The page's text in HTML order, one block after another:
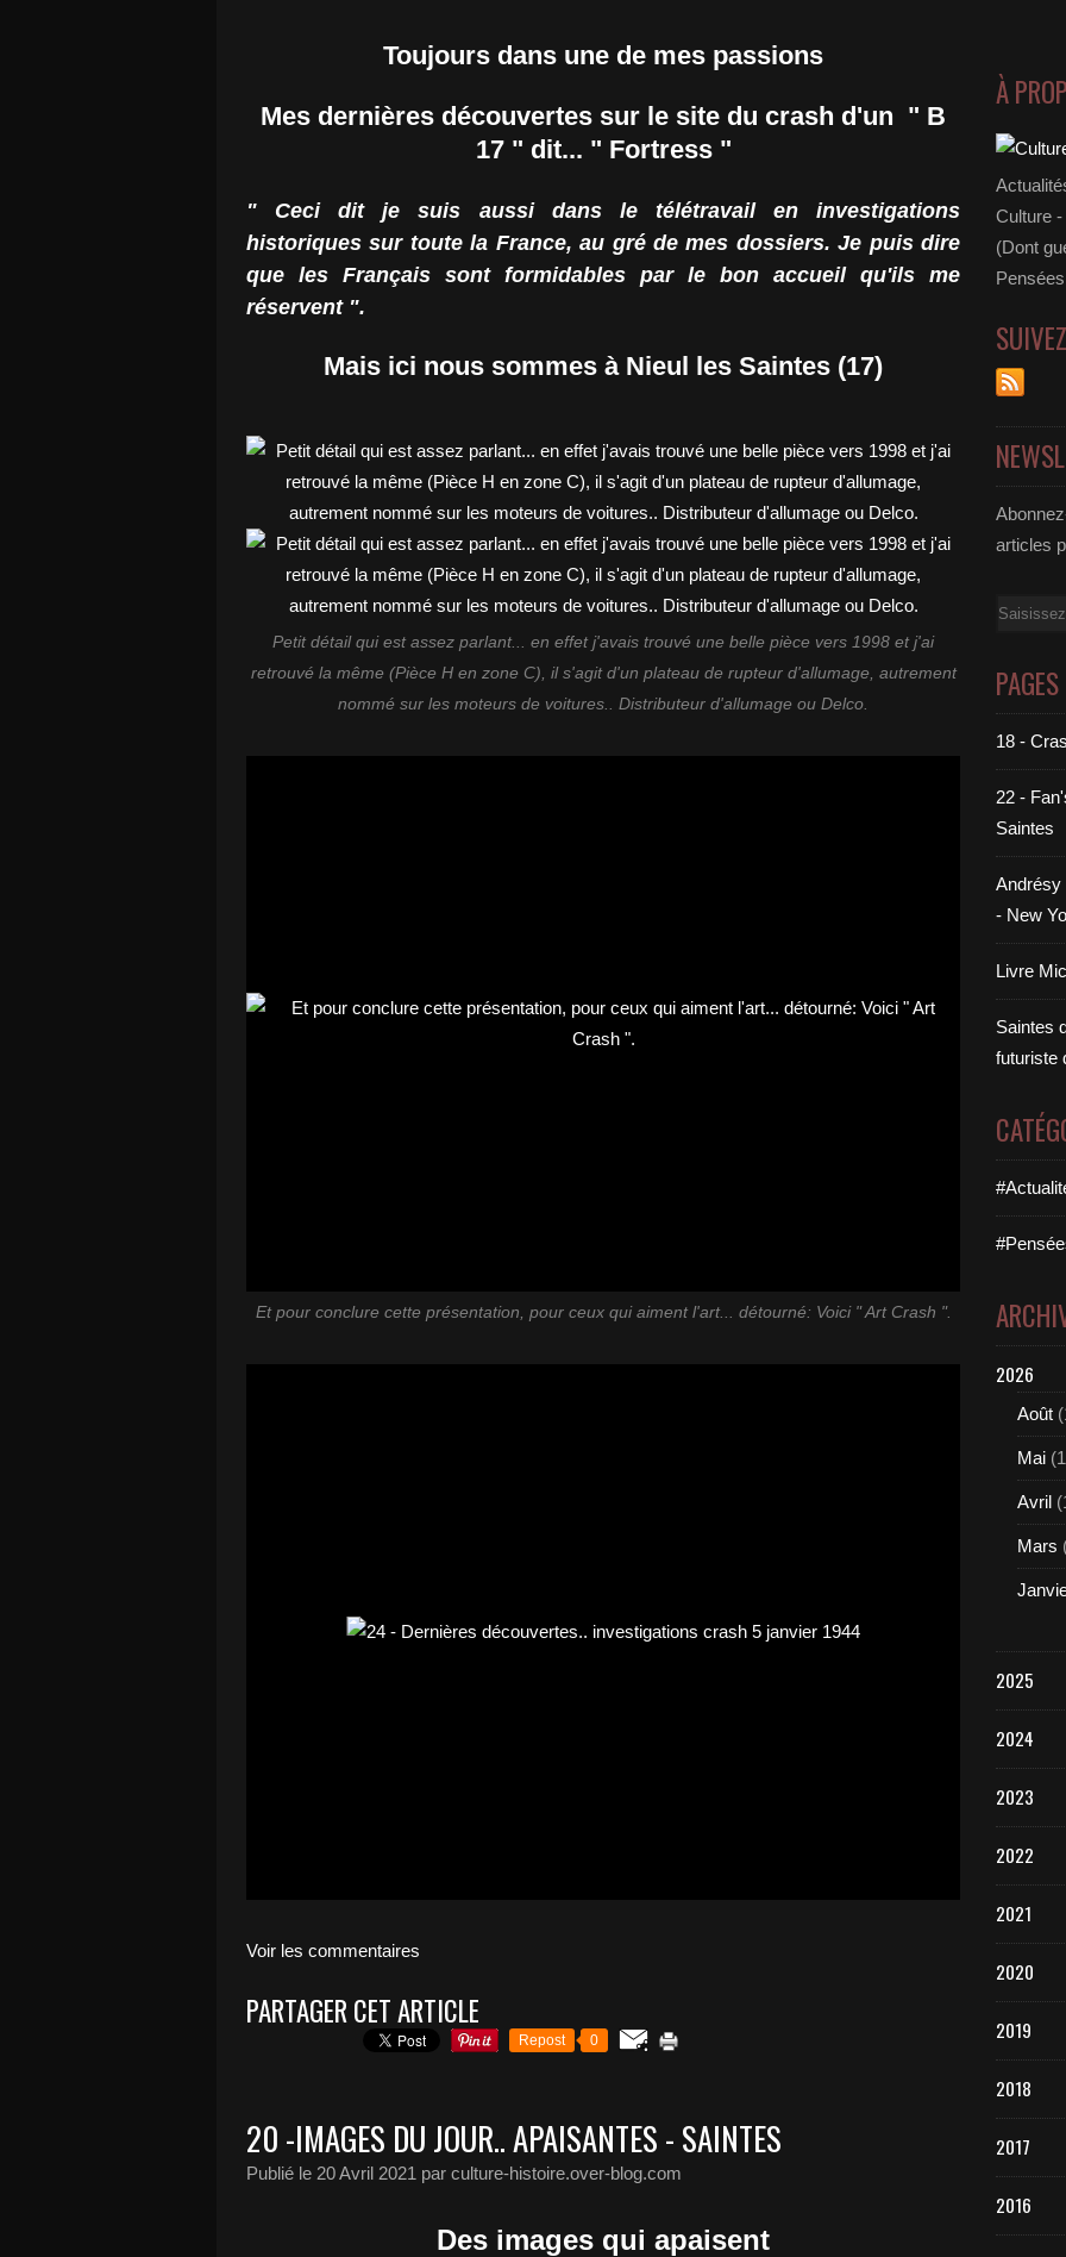
Toujours dans une de mes passions
Mes dernières découvertes sur le site du crash d'un " B
17 " dit... " Fortress "
" Ceci dit je suis aussi dans le télétravail en investigations
historiques sur toute la France, au gré de mes dossiers. Je puis dire
que les Français sont formidables par le bon accueil qu'ils me
réservent ".
Mais ici nous sommes à Nieul les Saintes (17)
Petit détail qui est assez parlant... en effet j'avais trouvé une belle pièce vers 1998 et j'ai
retrouvé la même (Pièce H en zone C), il s'agit d'un plateau de rupteur d'allumage, autrement
nommé sur les moteurs de voitures.. Distributeur d'allumage ou Delco.
Et pour conclure cette présentation, pour ceux qui aiment l'art... détourné: Voici " Art Crash ".
Voir les commentaires
PARTAGER CET ARTICLE
Repost 0
20 -IMAGES DU JOUR.. APAISANTES - SAINTES
Publié le 20 Avril 2021 par culture-histoire.over-blog.com
Des images qui apaisent
À
Culture
(Dont
articles
Email
PAGES
18 -
22 -
Saintes
Andrésy
- New
Livre
Saintes
futuriste
2026
Août
Mai
Avril
Mars
2025
2024
2023
2022
2021
2020
2019
2018
2017
2016